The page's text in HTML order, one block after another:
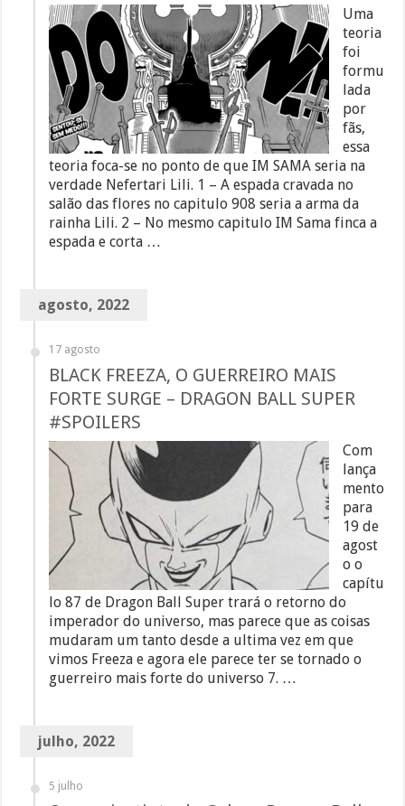
Uma
teoria
foi
formu
lada
por
fãs,
essa
teoria foca-se no ponto de que IM SAMA seria na
verdade Nefertari Lili. 1 – A espada cravada no
salão das flores no capitulo 908 seria a arma da
rainha Lili. 2 – No mesmo capitulo IM Sama finca a
espada e corta …
agosto, 2022
17 agosto
BLACK FREEZA, O GUERREIRO MAIS
FORTE SURGE – DRAGON BALL SUPER
#SPOILERS
Com
lança
mento
para
19 de
agost
o o
capítu
lo 87 de Dragon Ball Super trará o retorno do
imperador do universo, mas parece que as coisas
mudaram um tanto desde a ultima vez em que
vimos Freeza e agora ele parece ter se tornado o
guerreiro mais forte do universo 7. …
julho, 2022
5 julho